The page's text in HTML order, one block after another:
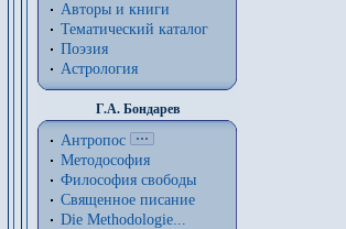
Авторы и книги
Тематический каталог
Поэзия
Астрология
Г.А. Бондарев
Антропос
Методософия
Философия cвободы
Священное писание
Die Methodologie...